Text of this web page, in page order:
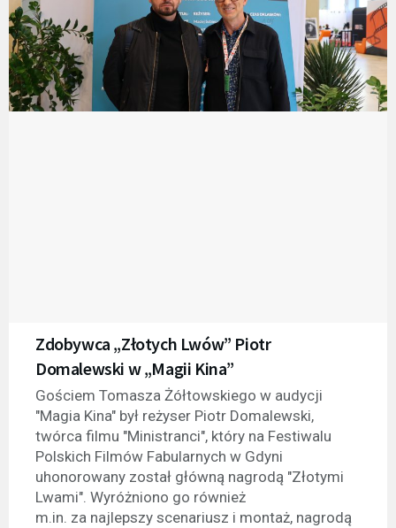
Zdobywca „Złotych Lwów” Piotr
Domalewski w „Magii Kina”
Gościem Tomasza Żółtowskiego w audycji
"Magia Kina" był reżyser Piotr Domalewski,
twórca filmu "Ministranci", który na Festiwalu
Polskich Filmów Fabularnych w Gdyni
uhonorowany został główną nagrodą "Złotymi
Lwami". Wyróżniono go również
m.in. za najlepszy scenariusz i montaż, nagrodą